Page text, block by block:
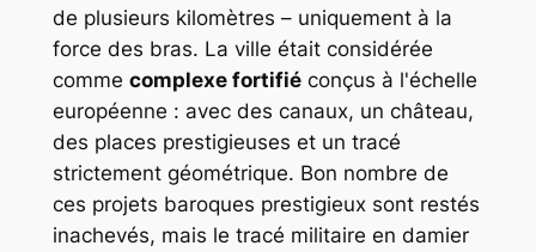
de plusieurs kilomètres – uniquement à la
force des bras. La ville était considérée
comme complexe fortifiéconçus à l'échelle
européenne : avec des canaux, un château,
des places prestigieuses et un tracé
strictement géométrique. Bon nombre de
ces projets baroques prestigieux sont restés
inachevés, mais le tracé militaire en damier